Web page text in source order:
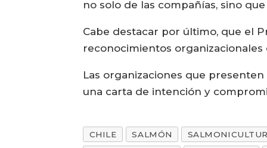
no solo de las compañías, sino
Cabe destacar por último, que el
reconocimientos
Las organizaciones que
una carta de intención y
CHILE SALMÓN